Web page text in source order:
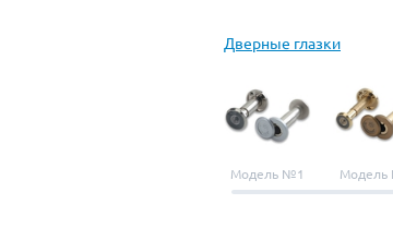
Дверные глазки
Модель №1